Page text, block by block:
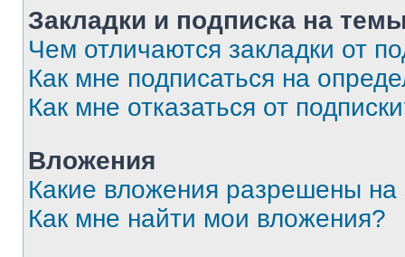
Закладки и подписка на
Чем отличаются закладки от
Как мне подписаться на
Как мне отказаться от
Вложения
Какие вложения разрешены
Как мне найти мои вложения?